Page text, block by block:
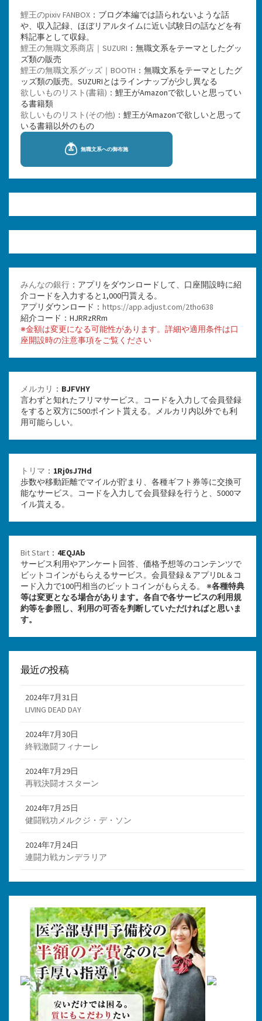
鯉王のpixiv FANBOX ：ブログ本編では語られないような話
や、収入記録、ほぼリアルタイムに近い試験日の話などを有
料記事として収録。
鯉王の無職文系商店｜SUZURI ：無職文系をテーマとしたグッ
ズ類の販売
鯉王の無職文系グッズ｜BOOTH ：無職文系をテーマとしたグ
ッズ類の販売。SUZURIとはラインナップが少し異なる
欲しいものリスト(書籍) ：鯉王がAmazonで欲しいと思ってい
る書籍類
欲しいものリスト(その他) ：鯉王がAmazonで欲しいと思って
いる書籍以外のもの
みんなの銀行 ：アプリをダウンロードして、口座開設時に紹
介コードを入力すると1,000円貰える。
アプリダウンロード： https://app.adjust.com/2tho638
紹介コード：HJRRzRRm
※金額は変更になる可能性があります。詳細や適用条件は口
座開設時の注意事項をご覧ください
メルカリ ： BJFVHY
言わずと知れたフリマサービス。コードを入力して会員登録
をすると双方に500ポイント貰える。メルカリ内以外でも利
用可能らしい。
トリマ ： 1Rj0sJ7Hd
歩数や移動距離でマイルが貯まり、各種ギフト券等に交換可
能なサービス。コードを入力して会員登録を行うと、5000マ
イル貰える。
Bit Start ： 4EQJAb
サービス利用やアンケート回答、価格予想等のコンテンツで
ビットコインがもらえるサービス。会員登録＆アプリDL＆コ
ード入力で100円相当のビットコインがもらえる。 ※各種特典
等は変更となる場合があります。各自で各サービスの利用規
約等を参照し、利用の可否を判断していただければと思いま
す。
最近の投稿
2024年7月31日
LIVING DEAD DAY
2024年7月30日
終戦激闘フィナーレ
2024年7月29日
再戦決闘オスターン
2024年7月25日
健闘戦功メルクジ・デ・ソン
2024年7月24日
連闘力戦カンデラリア